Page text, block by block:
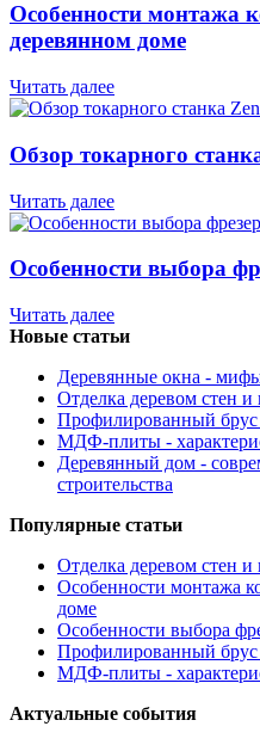
Особенности монтажа
деревянном доме
Читать далее
Обзор токарного
Читать далее
Особенности выбора
Читать далее
Новые статьи
Деревянные окна -
Отделка деревом стен и
Профилированный брус
МДФ-плиты -
Деревянный дом -
строительства
Популярные статьи
Отделка деревом стен и
Особенности монтажа
доме
Особенности выбора
Профилированный брус
МДФ-плиты -
Актуальные события